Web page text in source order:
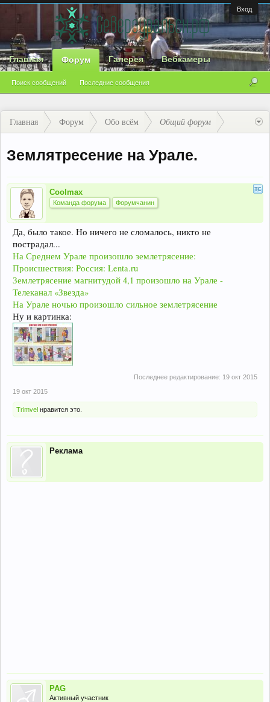
Вход
Главная Форум
Поиск сообщений Последние сообщения
Галерея Вебкамеры
Главная Форум Обо всём Общий форум
Землятресение на Урале.
Coolmax
Команда форума Форумчанин
Да, было такое. Но ничего не сломалось, никто не
пострадал...
На Среднем Урале произошло землетрясение:
Происшествия: Россия: Lenta.ru
Землетрясение магнитудой 4,1 произошло на Урале -
Телеканал «Звезда»
На Урале ночью произошло сильное землетрясение
Ну и картинка:
Последнее редактирование: 19 окт 2015
19 окт 2015
Trimvel нравится это.
Реклама
PAG
Активный участник